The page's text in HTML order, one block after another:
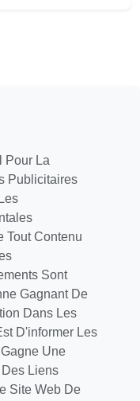
Pour La
Publicitaires
Tout Contenu
Sont
Gagnant De
Dans Les
D'informer Les
Une
Liens
Site Web De